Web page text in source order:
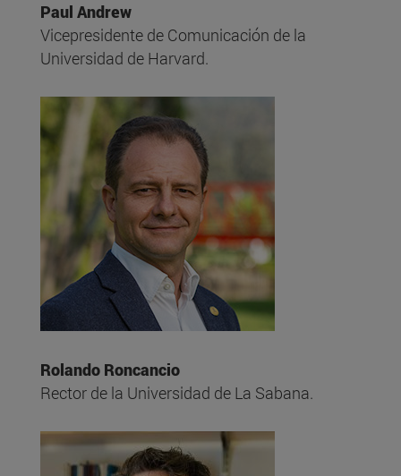
Paul Andrew
Vicepresidente de Comunicación de la
Universidad de Harvard.
Rolando Roncancio
Rector de la Universidad de La Sabana.